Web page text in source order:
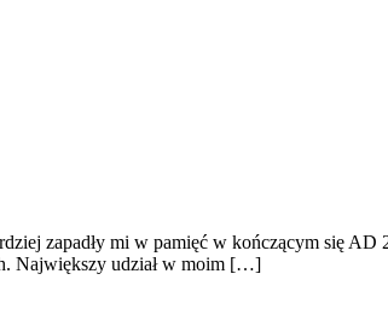
zapadły mi w pamięć w kończącym się AD
Największy udział w moim […]